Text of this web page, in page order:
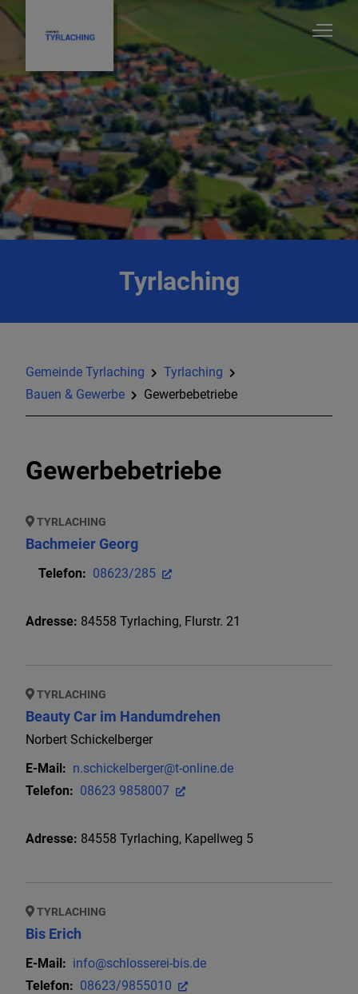
Tyrlaching
Projekte
Vereine, Verbände und Gruppen
Freizeit und Kultur
Tyrlaching
Gemeinde Tyrlaching
Tyrlaching
Bauen & Gewerbe
Gewerbebetriebe
Gewerbebetriebe
TYRLACHING
Bachmeier Georg
Telefon: 08623/285
Adresse: 84558 Tyrlaching, Flurstr. 21
TYRLACHING
Beauty Car im Handumdrehen
Norbert Schickelberger
E-Mail: n.schickelberger@t-online.de
Telefon: 08623 9858007
Adresse: 84558 Tyrlaching, Kapellweg 5
TYRLACHING
Bis Erich
E-Mail: info@schlosserei-bis.de
Telefon: 08623/9855010